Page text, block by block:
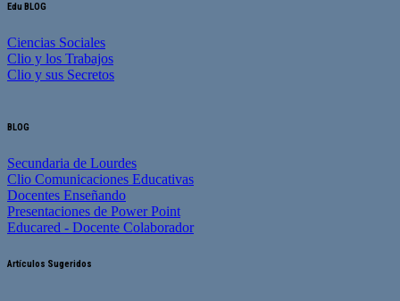
Edu BLOG
Ciencias Sociales
Clio y los Trabajos
Clio y sus Secretos
BLOG
Secundaria de Lourdes
Clio Comunicaciones Educativas
Docentes Enseñando
Presentaciones de Power Point
Educared - Docente Colaborador
Artículos Sugeridos